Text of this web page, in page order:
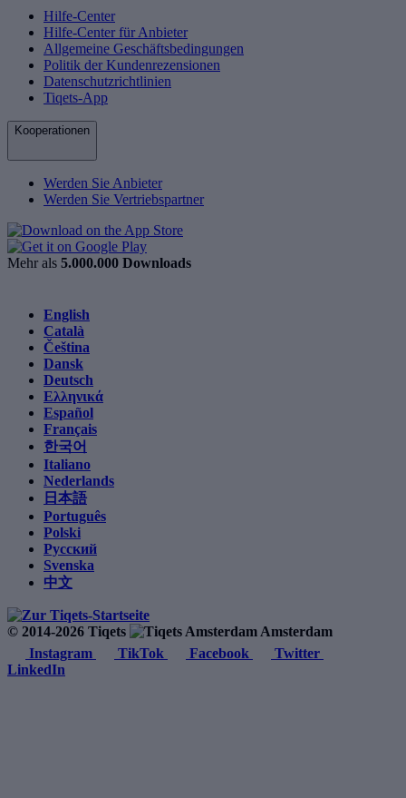
Hilfe-Center
Hilfe-Center für Anbieter
Allgemeine Geschäftsbedingungen
Politik der Kundenrezensionen
Datenschutzrichtlinien
Tiqets-App
Kooperationen
Werden Sie Anbieter
Werden Sie Vertriebspartner
Mehr als 5.000.000 Downloads
English
Català
Čeština
Dansk
Deutsch
Ελληνικά
Español
Français
한국어
Italiano
Nederlands
日本語
Português
Polski
Русский
Svenska
中文
© 2014-2026 Tiqets
Amsterdam
Instagram
TikTok Facebook
Twitter
LinkedIn